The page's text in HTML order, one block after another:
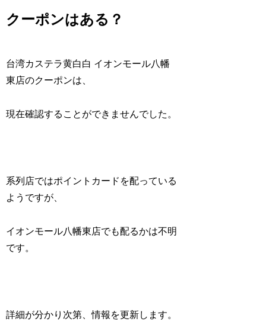
クーポンはある？
台湾カステラ黄白白 イオンモール八幡
東店のクーポンは、
現在確認することができませんでした。
系列店ではポイントカードを配っている
ようですが、
イオンモール八幡東店でも配るかは不明
です。
詳細が分かり次第、情報を更新します。